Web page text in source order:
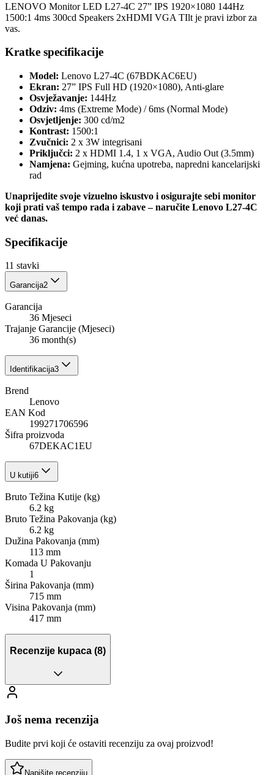
LENOVO Monitor LED L27-4C 27” IPS 1920×1080 144Hz
1500:1 4ms 300cd Speakers 2xHDMI VGA TIlt je pravi izbor za
vas.
Kratke specifikacije
Model: Lenovo L27-4C (67BDKAC6EU)
Ekran: 27” IPS Full HD (1920×1080), Anti-glare
Osvježavanje: 144Hz
Odziv: 4ms (Extreme Mode) / 6ms (Normal Mode)
Osvjetljenje: 300 cd/m2
Kontrast: 1500:1
Zvučnici: 2 x 3W integrisani
Priključci: 2 x HDMI 1.4, 1 x VGA, Audio Out (3.5mm)
Namjena: Gejming, kućna upotreba, napredni kancelarijski
rad
Unaprijedite svoje vizuelno iskustvo i osigurajte sebi monitor
koji prati vaš tempo rada i zabave – naručite Lenovo L27-4C
već danas.
Specifikacije
11 stavki
Garancija2
Garancija
36 Mjeseci
Trajanje Garancije (Mjeseci)
36 month(s)
Identifikacija3
Brend
Lenovo
EAN Kod
199271706596
Šifra proizvoda
67DEKAC1EU
U kutiji6
Bruto Težina Kutije (kg)
6.2 kg
Bruto Težina Pakovanja (kg)
6.2 kg
Dužina Pakovanja (mm)
113 mm
Komada U Pakovanju
1
Širina Pakovanja (mm)
715 mm
Visina Pakovanja (mm)
417 mm
Recenzije kupaca (8)
Još nema recenzija
Budite prvi koji će ostaviti recenziju za ovaj proizvod!
Napišite recenziju